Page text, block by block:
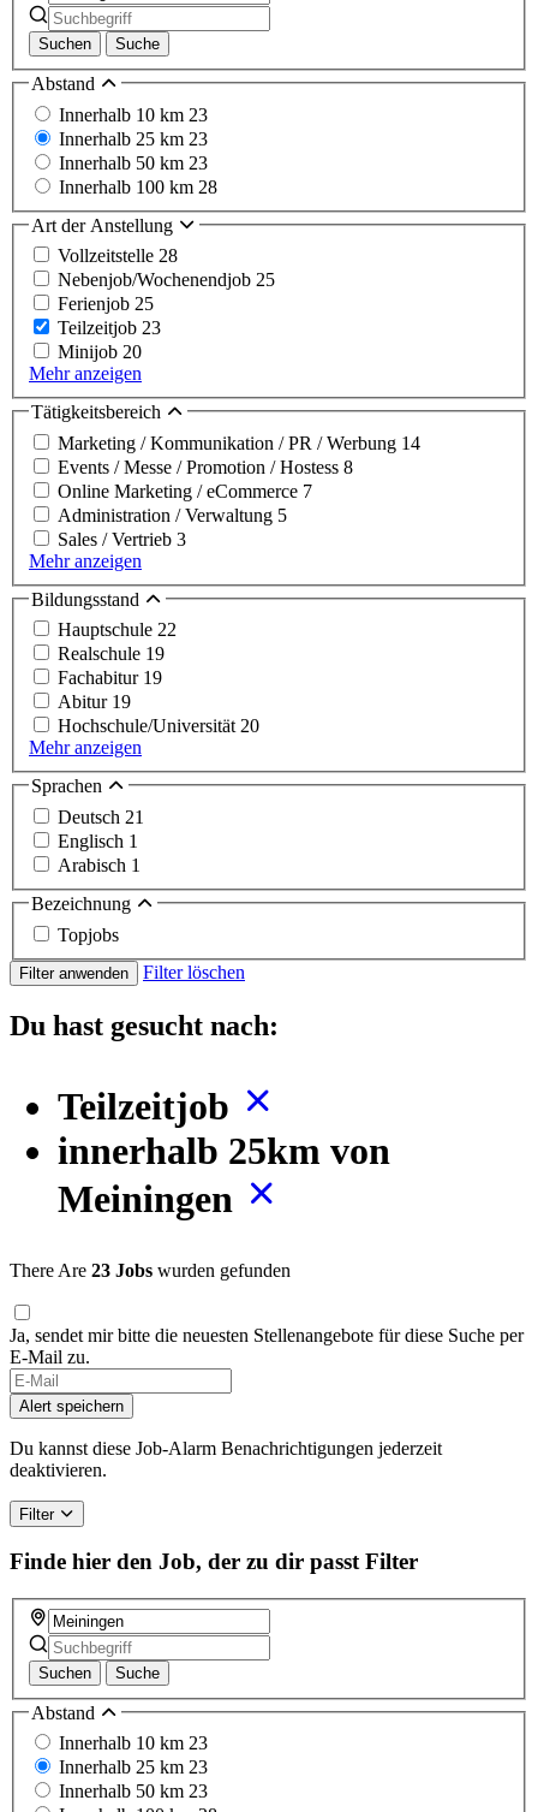
Suchen Suche
Abstand
Innerhalb 10 km 23
Innerhalb 25 km 23
Innerhalb 50 km 23
Innerhalb 100 km 28
Art der Anstellung
Vollzeitstelle 28
Nebenjob/Wochenendjob 25
Ferienjob 25
Teilzeitjob 23
Minijob 20
Mehr anzeigen
Tätigkeitsbereich
Marketing / Kommunikation / PR / Werbung 14
Events / Messe / Promotion / Hostess 8
Online Marketing / eCommerce 7
Administration / Verwaltung 5
Sales / Vertrieb 3
Mehr anzeigen
Bildungsstand
Hauptschule 22
Realschule 19
Fachabitur 19
Abitur 19
Hochschule/Universität20
Mehr anzeigen
Sprachen
Deutsch 21
Englisch 1
Arabisch 1
Bezeichnung
Topjobs
Filter anwenden Filter löschen
Du hast gesucht nach:
Teilzeitjob
innerhalb 25km von
Meiningen
There Are 23 Jobs wurden gefunden
Ja, sendet mir bitte die neuesten Stellenangebote für diese Suche per
E-Mail zu.
Alert speichern
Du kannst diese Job-Alarm Benachrichtigungen jederzeit
deaktivieren.
Filter
Finde hier den Job, der zu dir passt Filter
Suchen Suche
Abstand
Innerhalb 10 km 23
Innerhalb 25 km 23
Innerhalb 50 km 23